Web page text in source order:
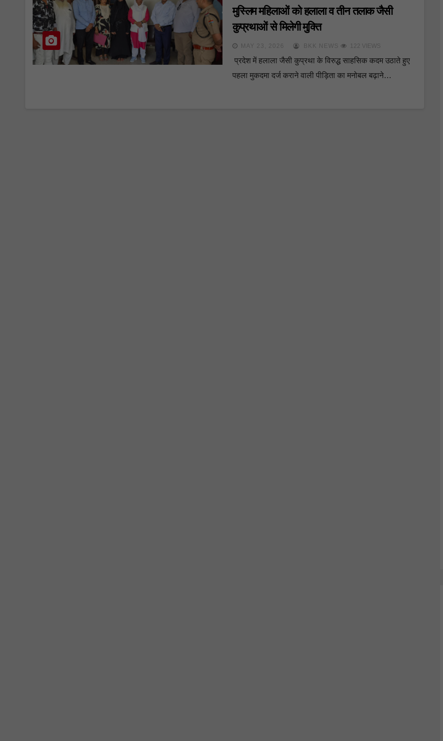
मुस्लिम महिलाओं को हलाला व तीन तलाक जैसी
कुप्रथाओं से मिलेगी मुक्ति
MAY 23, 2026 BKK NEWS 122 VIEWS
प्रदेश में हलाला जैसी कुप्रथा के विरुद्ध साहसिक कदम उठाते हुए
पहला मुकदमा दर्ज कराने वाली पीड़िता का मनोबल बढ़ाने…